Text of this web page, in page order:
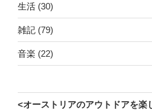
生活 (30)
雑記 (79)
音楽 (22)
<オーストリアのアウトドアを楽